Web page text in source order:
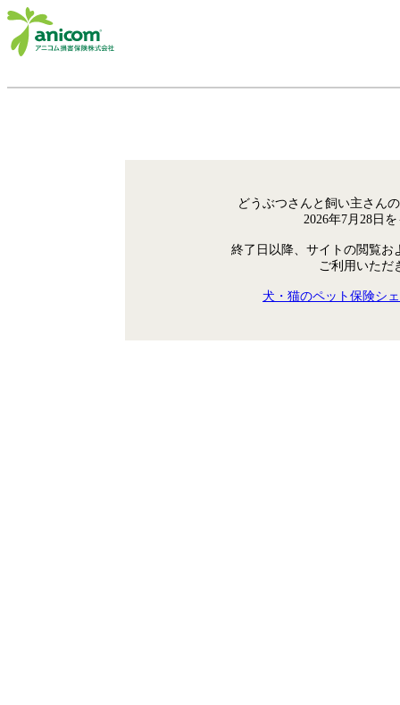
どうぶつさんと飼い主さん
2026年7月28日
終了日以降、サイトの閲覧お
ご利用いただ
犬・猫のペット保険シ